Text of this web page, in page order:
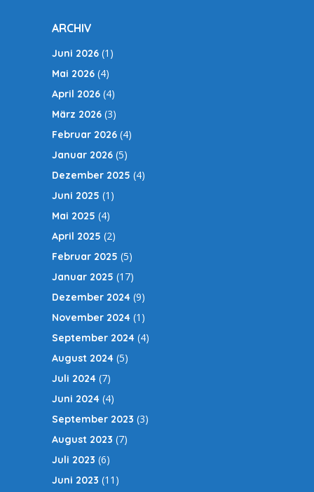
ARCHIV
Juni 2026 (1)
Mai 2026 (4)
April 2026 (4)
März 2026 (3)
Februar 2026 (4)
Januar 2026 (5)
Dezember 2025 (4)
Juni 2025 (1)
Mai 2025 (4)
April 2025 (2)
Februar 2025 (5)
Januar 2025 (17)
Dezember 2024 (9)
November 2024 (1)
September 2024 (4)
August 2024 (5)
Juli 2024 (7)
Juni 2024 (4)
September 2023 (3)
August 2023 (7)
Juli 2023 (6)
Juni 2023 (11)